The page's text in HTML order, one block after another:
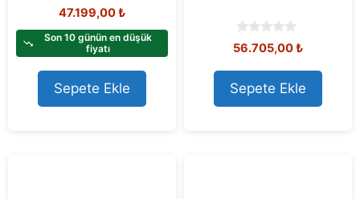
0
o
u
5
47.199,00₺
Son 10 günün en düşük
fiyatı
Sepete Ekle
0
o
u
t
o
f
56.705,00₺
Sepete Ekle